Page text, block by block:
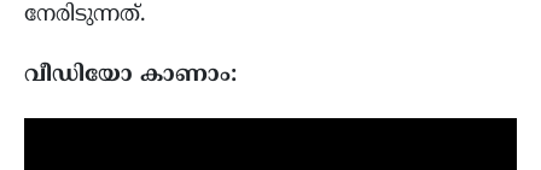
നേരിടുന്നത്.
വീഡിയോ കാണാം: